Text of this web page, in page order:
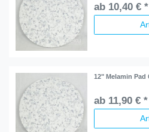
ab 10,40 € *
12" Melamin Pad
ab 11,90 € *